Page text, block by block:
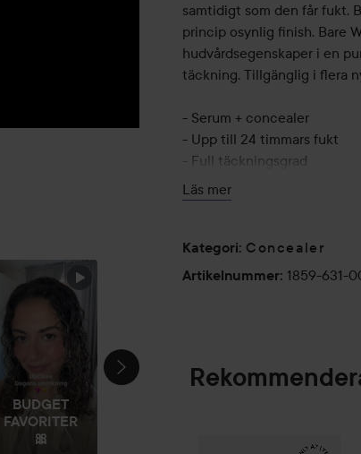
BUDGET
FAVORITER
🎀
samtidigt som den får fukt.
princip osynlig finish. Bare
hudvårdsegenskaper i en
täckning. Tillgänglig i flera
- Serum + concealer
- Upp till 24 timmars fukt
- Full täckningsgrad
- Berikad med extrakt från
- Vegansk formula*
*Inga ingredienser av
ojämnheter, rodnad, torra
Läs mer
Kategori: Concealer
Artikelnummer: 1859-631-
Make Up Store